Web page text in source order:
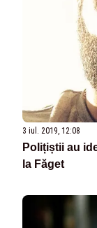
3 iul. 2019, 12:08
Polițiștii au
la Făget